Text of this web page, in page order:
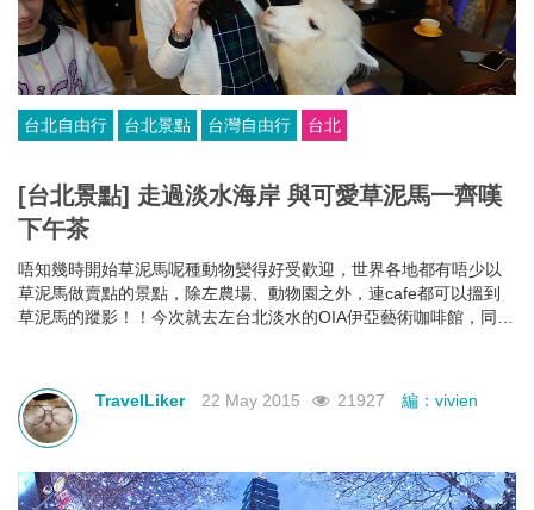
台北自由行 台北景點 台灣自由行 台北
[台北景點] 走過淡水海岸 與可愛草泥馬一齊嘆
下午茶
唔知幾時開始草泥馬呢種動物變得好受歡迎，世界各地都有唔少以
草泥馬做賣點的景點，除左農場、動物園之外，連cafe都可以搵到
草泥馬的蹤影！！今次就去左台北淡水的OIA伊亞藝術咖啡館，同草
TravelLiker 22 May 2015 21927 編：vivien